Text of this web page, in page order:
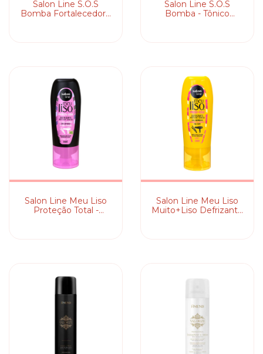
Salon Line S.O.S
Bomba Fortalecedor -
Salon Line S.O.S
Bomba - Tônico
Salon Line Meu Liso
Proteção Total -
Salon Line Meu Liso
Muito+Liso Defrizante